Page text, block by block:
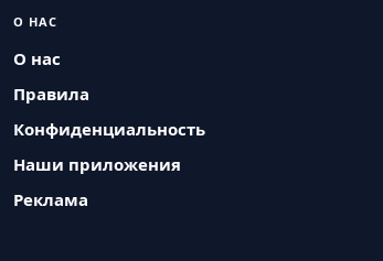
О НАС
О нас
Правила
Конфиденциальность
Наши приложения
Реклама